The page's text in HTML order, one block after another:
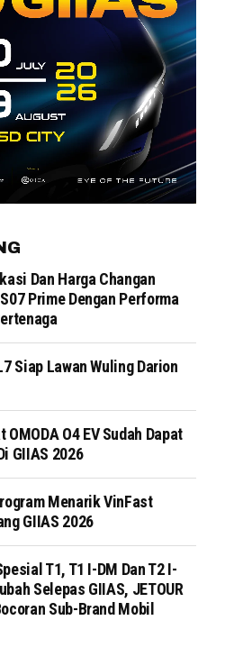
Dan Harga Changan
Prime Dengan Performa
Siap Lawan Wuling Darion
OMODA O4 EV Sudah Dapat
GIIAS 2026
Menarik VinFast
GIIAS 2026
T1, T1 I-DM Dan T2 I-
Selepas GIIAS, JETOUR
Sub-Brand Mobil